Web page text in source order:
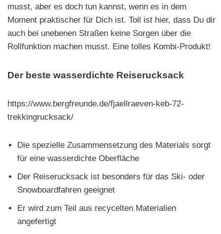
musst, aber es doch tun kannst, wenn es in dem
Moment praktischer für Dich ist. Toll ist hier, dass Du dir
auch bei unebenen Straßen keine Sorgen über die
Rollfunktion machen musst. Eine tolles Kombi-Produkt!
Der beste wasserdichte Reiserucksack
https://www.bergfreunde.de/fjaellraeven-keb-72-
trekkingrucksack/
Die spezielle Zusammensetzung des Materials sorgt
für eine wasserdichte Oberfläche
Der Reiserucksack ist besonders für das Ski- oder
Snowboardfahren geeignet
Er wird zum Teil aus recycelten Materialien
angefertigt